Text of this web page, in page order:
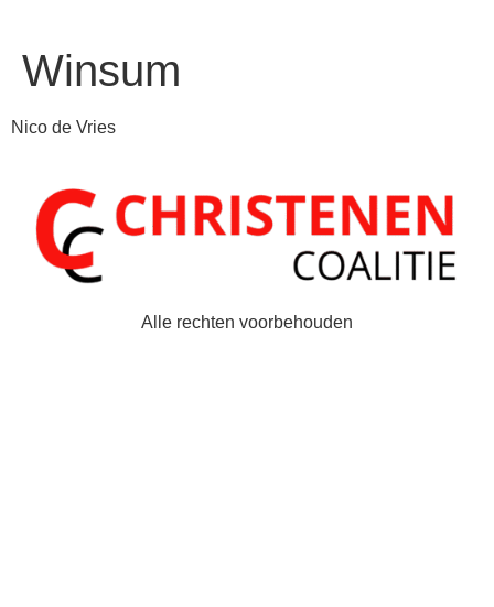
Winsum
Nico de Vries
Alle rechten voorbehouden